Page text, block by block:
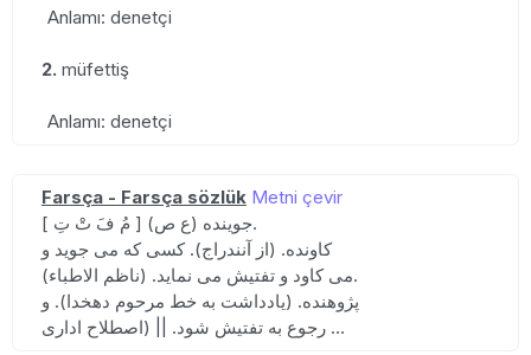
Anlamı: denetçi
2. müfettiş
Anlamı: denetçi
Farsça - Farsça sözlük Metni çevir
[ مُ فَ تْ تِ ] (ع ص) جوینده.
کاونده. (از آنندراج). کسی که می جوید و
می کاود و تفتیش می نماید. (ناظم الاطباء).
پژوهنده. (یادداشت به خط مرحوم دهخدا). و
رجوع به تفتیش شود. || (اصطلاح اداری ...